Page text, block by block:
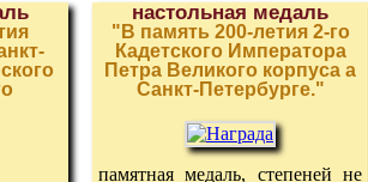
настольная медаль
"В память 200-летия 2-го
Кадетского Императора
Петра Великого корпуса а
Санкт-Петербурге."
памятная медаль, степеней не